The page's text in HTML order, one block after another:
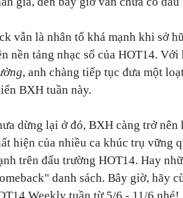
vẫn là nhân tố khá mạnh khi sở
nền tảng nhạc số của HOT14.
, anh chàng tiếp tục đưa một
BXH tuần này.
dừng lại ở đó, BXH càng trở
hiện của nhiều ca khúc trụ vững
trên đấu trường HOT14. Hay
danh sách. Bây giờ, hãy
Weekly tuần từ 5/6 - 11/6 nhé!